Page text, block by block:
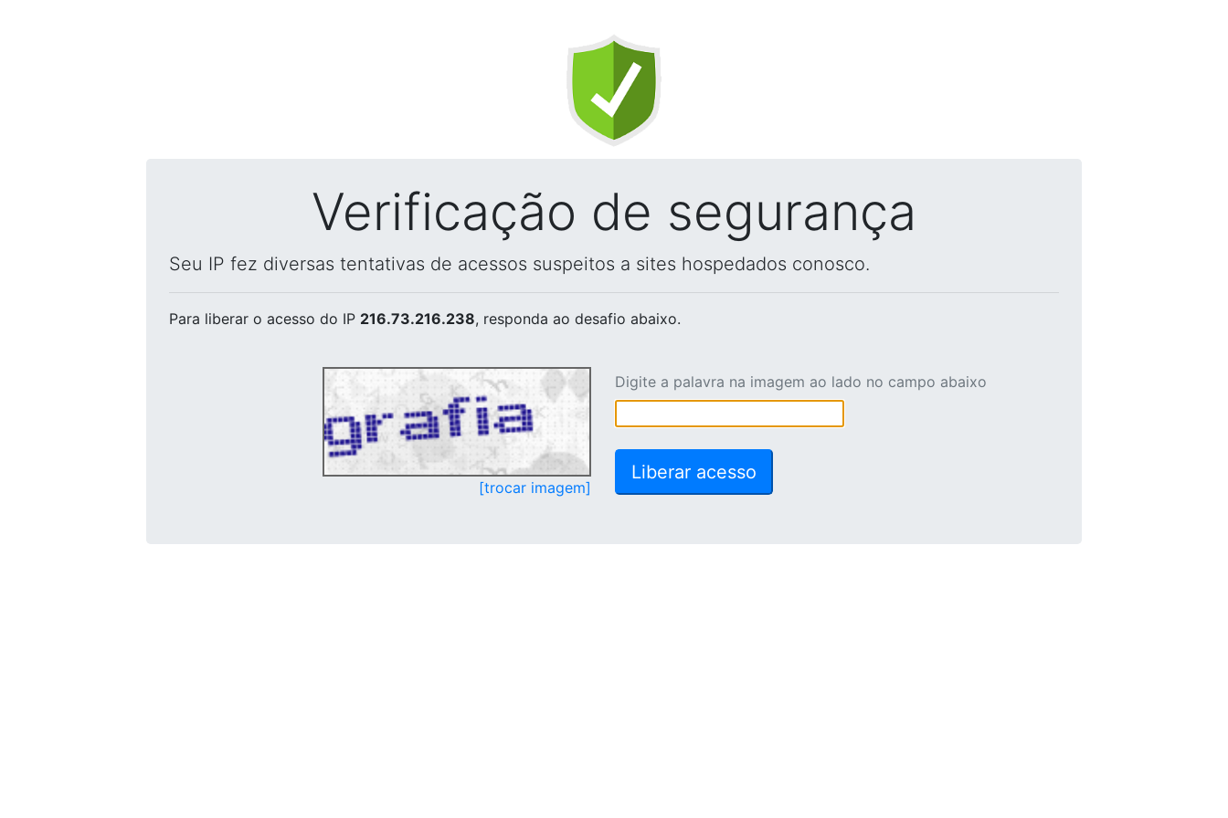
Verificação de segurança
Seu IP fez diversas tentativas de acessos suspeitos a sites hospedados conosco.
Para liberar o acesso do IP 216.73.216.238, responda ao desafio abaixo.
[trocar imagem]
Digite a palavra na imagem ao lado no campo abaixo